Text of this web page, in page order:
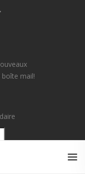
mail!